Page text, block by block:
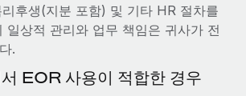
준법적으로 지원
및 전근
기
여 업무를 위해 Remote와 전략적 파
Reverse Tech
후생(지분 포함) 및 기타 HR 절차를
일상적 관리와 업무 책임은 귀사가 전
.
EOR 사용이 적합한 경우